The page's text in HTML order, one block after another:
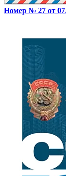
Номер № 27 от